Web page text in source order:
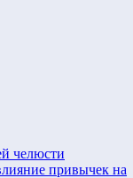
челюсти
привычек на